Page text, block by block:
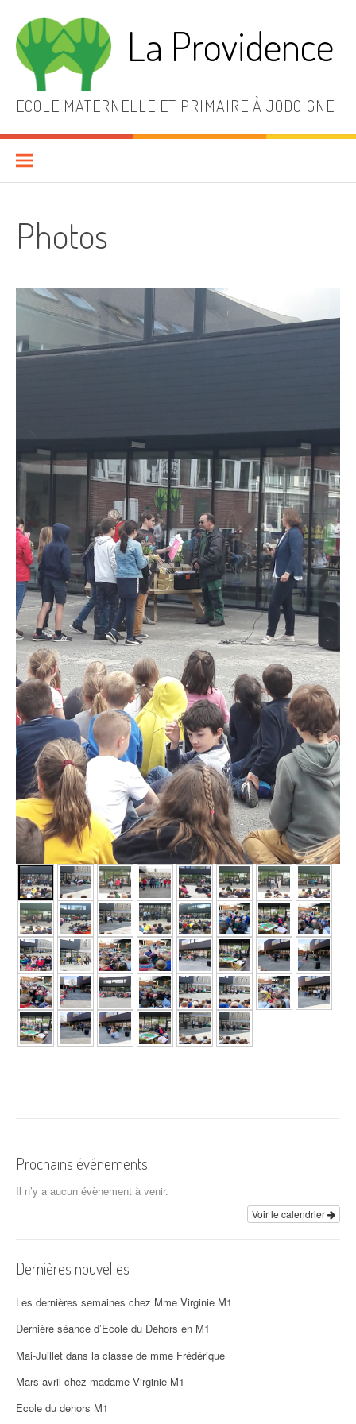
contenu
La Providence
ECOLE MATERNELLE ET PRIMAIRE À JODOIGNE
Photos
Prochains événements
Il n’y a aucun évènement à venir.
Voir le calendrier
Dernières nouvelles
Les dernières semaines chez Mme Virginie M1
Dernière séance d’Ecole du Dehors en M1
Mai-Juillet dans la classe de mme Frédérique
Mars-avril chez madame Virginie M1
Ecole du dehors M1